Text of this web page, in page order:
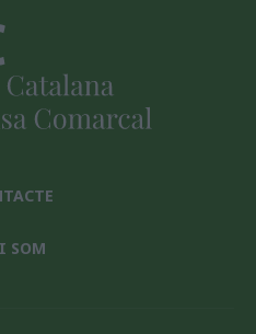
SOM